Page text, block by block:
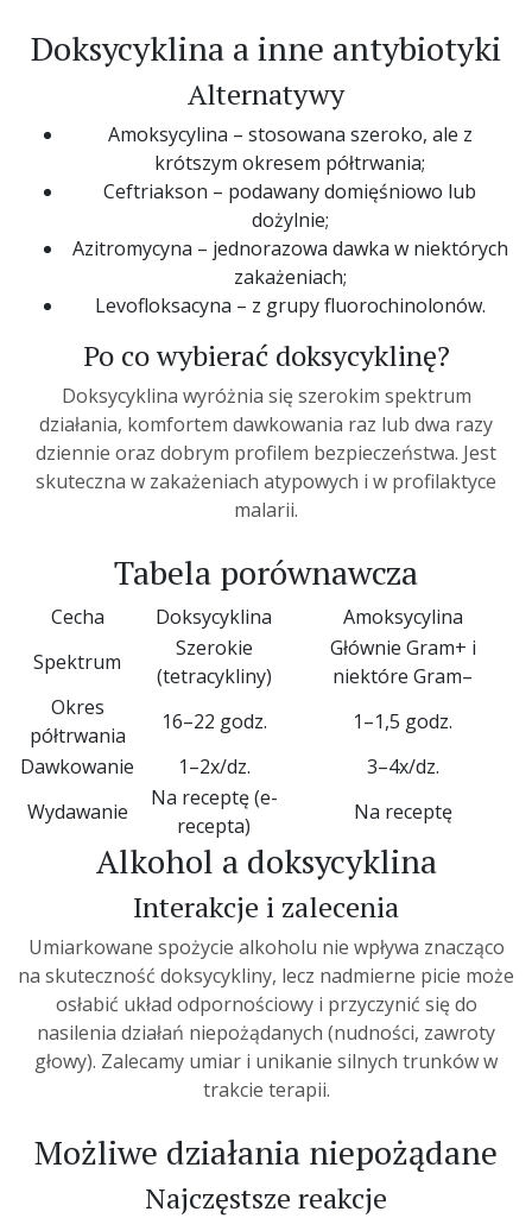
Doksycyklina a inne antybiotyki
Alternatywy
Amoksycylina – stosowana szeroko, ale z
krótszym okresem półtrwania;
Ceftriakson – podawany domięśniowo lub
dożylnie;
Azitromycyna – jednorazowa dawka w niektórych
zakażeniach;
Levofloksacyna – z grupy fluorochinolonów.
Po co wybierać doksycyklinę?
Doksycyklina wyróżnia się szerokim spektrum
działania, komfortem dawkowania raz lub dwa razy
dziennie oraz dobrym profilem bezpieczeństwa. Jest
skuteczna w zakażeniach atypowych i w profilaktyce
malarii.
Tabela porównawcza
Cecha Doksycyklina
Amoksycylina
Spektrum
Szerokie
(tetracykliny)
Głównie Gram+ i
niektóre Gram–
Okres
półtrwania
16–22 godz.
1–1,5 godz.
Dawkowanie
1–2x/dz.
3–4x/dz.
Wydawanie
Na receptę (e-
recepta)
Na receptę
Alkohol a doksycyklina
Interakcje i zalecenia
Umiarkowane spożycie alkoholu nie wpływa znacząco
na skuteczność doksycykliny, lecz nadmierne picie może
osłabić układ odpornościowy i przyczynić się do
nasilenia działań niepożądanych (nudności, zawroty
głowy). Zalecamy umiar i unikanie silnych trunków w
trakcie terapii.
Możliwe działania niepożądane
Najczęstsze reakcje